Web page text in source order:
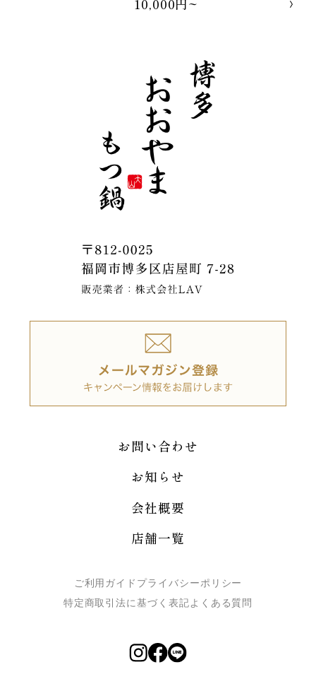
お問い合わせ
お知らせ
会社概要
店舗一覧
ご利用ガイド プライバシーポリシー
特定商取引法に基づく表記よくある質問